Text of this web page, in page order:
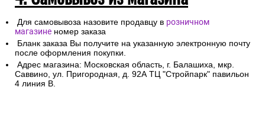
Для самовывоза назовите продавцу в розничном
магазине номер заказа
Бланк заказа Вы получите на указанную электронную почту
после оформления покупки.
Адрес магазина: Московская область, г. Балашиха, мкр.
Саввино, ул. Пригородная, д. 92А ТЦ "Стройпарк" павильон
4 линия В.